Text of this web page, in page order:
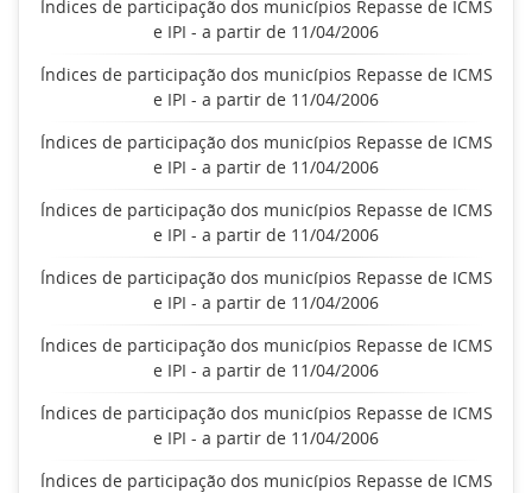
Índices de participação dos municípios Repasse de ICMS
e IPI - a partir de 11/04/2006
Índices de participação dos municípios Repasse de ICMS
e IPI - a partir de 11/04/2006
Índices de participação dos municípios Repasse de ICMS
e IPI - a partir de 11/04/2006
Índices de participação dos municípios Repasse de ICMS
e IPI - a partir de 11/04/2006
Índices de participação dos municípios Repasse de ICMS
e IPI - a partir de 11/04/2006
Índices de participação dos municípios Repasse de ICMS
e IPI - a partir de 11/04/2006
Índices de participação dos municípios Repasse de ICMS
e IPI - a partir de 11/04/2006
Índices de participação dos municípios Repasse de ICMS